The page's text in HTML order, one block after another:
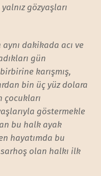
gözyaşları
dakikada acı ve
gün
karışmış,
bin üç yüz dolara
çocukları
göstermekle
bu halk ayak
hayatımda bu
olan halkı ilk